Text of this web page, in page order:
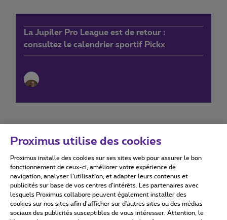
La Jupiler Pro League est de retour :
consultez le calendrier sportif Pickx
Conditions d'utilisation Accessibility statement
Tous droits réservés. © 2026 Proximus
Proximus utilise des cookies
Proximus installe des cookies sur ses sites web pour assurer le bon
fonctionnement de ceux-ci, améliorer votre expérience de
navigation, analyser l’utilisation, et adapter leurs contenus et
publicités sur base de vos centres d’intérêts. Les partenaires avec
lesquels Proximus collabore peuvent également installer des
cookies sur nos sites afin d’afficher sur d'autres sites ou des médias
sociaux des publicités susceptibles de vous intéresser. Attention, le